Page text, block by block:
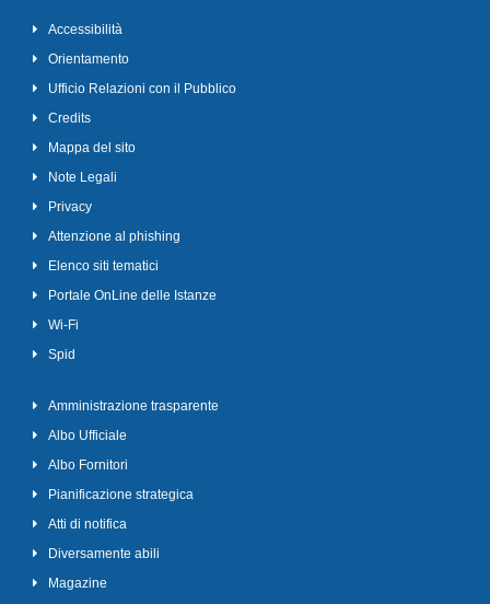
Accessibilità
Orientamento
Ufficio Relazioni con il Pubblico
Credits
Mappa del sito
Note Legali
Privacy
Attenzione al phishing
Elenco siti tematici
Portale OnLine delle Istanze
Wi-Fi
Spid
Amministrazione trasparente
Albo Ufficiale
Albo Fornitori
Pianificazione strategica
Atti di notifica
Diversamente abili
Magazine